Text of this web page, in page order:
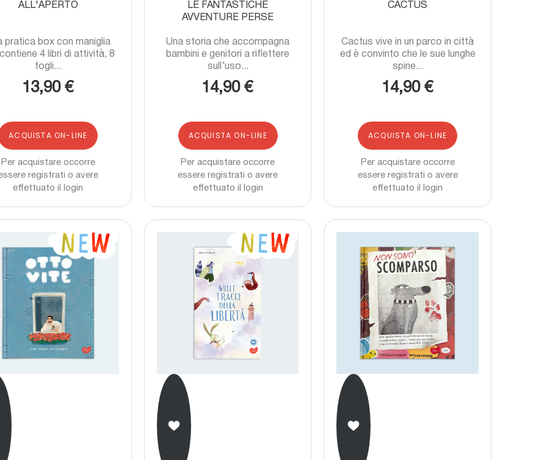
ALL'APERTO
pratica box con maniglia
4 libri di attività, 8
fogli...
13,90 €
ACQUISTA ON-LINE
Per acquistare occorre
registrati o avere
effettuato il login
LE FANTASTICHE
AVVENTURE PERSE
Una storia che accompagna
bambini e genitori a riflettere
sull’uso...
14,90 €
ACQUISTA ON-LINE
Per acquistare occorre
essere registrati o avere
effettuato il login
CACTUS
Cactus vive in un parco in città
ed è convinto che le sue lunghe
spine...
14,90 €
ACQUISTA ON-LINE
Per acquistare occorre
essere registrati o avere
effettuato il login